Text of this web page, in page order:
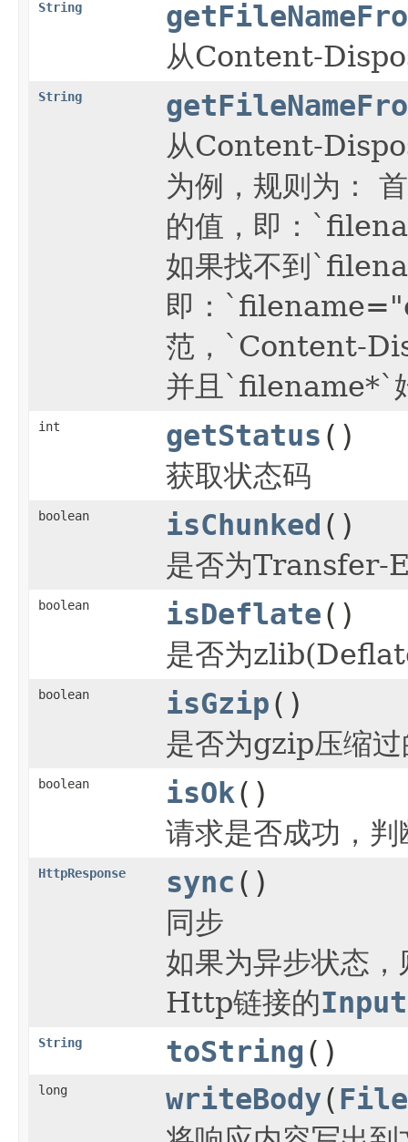
String
从Content-
String
从Content-
为例，规则为：
的值，即：
如果找不到
即：
范，`Content-
并且`filename*`
int getStatus ()
获取状态码
boolean isChunked ()
是否为Transfer-
boolean isDeflate()
是否为
boolean isGzip()
是否为gzip压缩过
boolean isOk()
请求是否成功，
HttpResponse sync ()
同步
如果为异步状态
Http链接的
String toString ()
long writeBody(File